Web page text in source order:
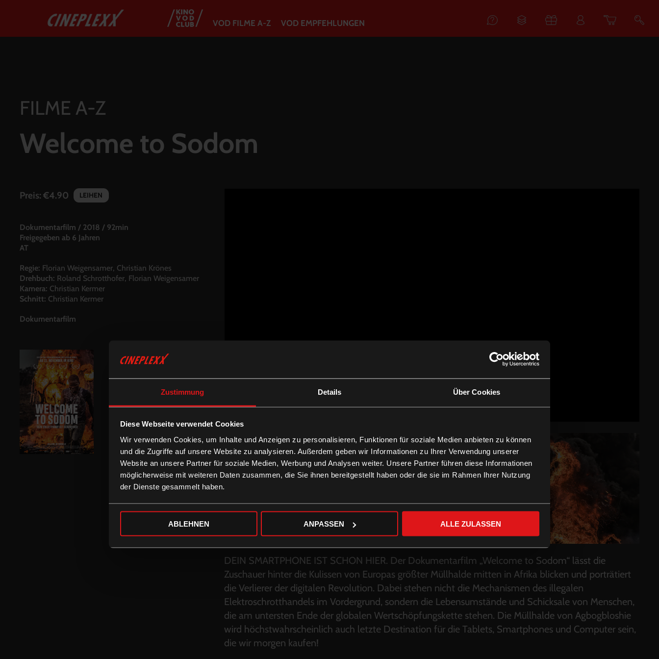
Zustimmung Details Über Cookies
Diese Webseite verwendet Cookies
Wir verwenden Cookies, um Inhalte und Anzeigen zu personalisieren, Funktionen für soziale Medien anbieten zu können
und die Zugriffe auf unsere Website zu analysieren. Außerdem geben wir Informationen zu Ihrer Verwendung unserer
Website an unsere Partner für soziale Medien, Werbung und Analysen weiter. Unsere Partner führen diese Informationen
möglicherweise mit weiteren Daten zusammen, die Sie ihnen bereitgestellt haben oder die sie im Rahmen Ihrer Nutzung
der Dienste gesammelt haben.
ABLEHNEN ANPASSEN ALLE ZULASSEN
VOD FILME A-Z VOD EMPFEHLUNGEN
FILME A-Z
Welcome to Sodom
Preis: €4.90 LEIHEN
Dokumentarfilm / 2018 / 92min
Freigegeben ab 6 Jahren
AT
Regie: Florian Weigensamer, Christian Krönes
Drehbuch: Roland Schrotthofer, Florian Weigensamer
Kamera: Christian Kermer
Schnitt: Christian Kermer
Dokumentarfilm
DEIN SMARTPHONE IST SCHON HIER. Der Dokumentarfilm „Welcome to Sodom“ lässt die
Zuschauer hinter die Kulissen von Europas größter Müllhalde mitten in Afrika blicken und porträtiert
die Verlierer der digitalen Revolution. Dabei stehen nicht die Mechanismen des illegalen
Elektroschrotthandels im Vordergrund, sondern die Lebensumstände und Schicksale von Menschen,
die am untersten Ende der globalen Wertschöpfungskette stehen. Die Müllhalde von Agbogbloshie
wird höchstwahrscheinlich auch letzte Destination für die Tablets, Smartphones und Computer sein,
die wir morgen kaufen!